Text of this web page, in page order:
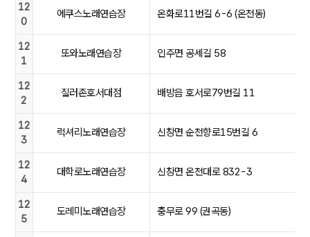
12
0
에쿠스노래연습장 온화로11번길 6-6 (온천동)
12
1
또와노래연습장 인주면 공세길 58
12
2
질러존호서대점 배방읍 호서로79번길 11
12
3
럭셔리노래연습장 신창면 순천향로15번길 6
12
4
대학로노래연습장 신창면 온천대로 832-3
12
5
도레미노래연습장 충무로 99 (권곡동)